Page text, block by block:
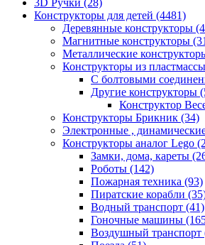
3D Ручки (28)
Конструкторы для детей (4481)
Деревянные конструкторы
Магнитные конструкторы
Металлические
Конструкторы из пластмассы
С болтовыми
Другие конструкторы
Конструктор
Конструкторы Брикник (34)
Электронные ,
Конструкторы аналог Lego
Замки, дома, кареты
Роботы (142)
Пожарная техника (93)
Пиратские корабли
Водный транспорт (41)
Гоночные машины
Воздушный транспорт